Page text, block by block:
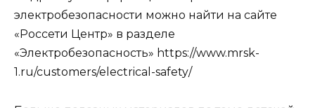
электробезопасности можно найти на сайте
«Россети Центр» в разделе
«Электробезопасность» https://www.mrsk-
1.ru/customers/electrical-safety/